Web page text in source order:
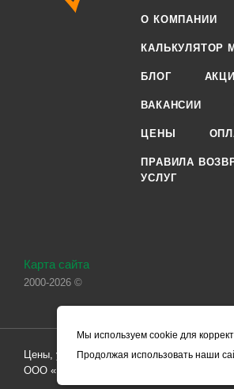
О КОМПАНИИ
КАЛЬКУЛЯТОР
БЛОГ
ВАКАНСИИ
ЦЕНЫ
ПРАВИЛА
УСЛУГ
Карта сайта
2000-2026 ©
Цены, указанные на сайте, носят
ООО «ЧЕРМЕТ.КОМ» по заключению
Мы используем cookie для
Продолжая использовать наши